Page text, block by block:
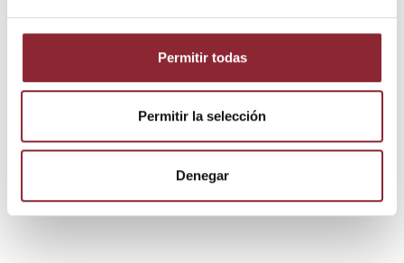
Permitir todas
Permitir la selección
Denegar
Los clientes que adquirieron este
producto también compraron: